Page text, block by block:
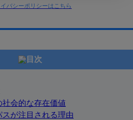
バシーポリシーはこちら
目次
社会的な存在価値
スが注目される理由